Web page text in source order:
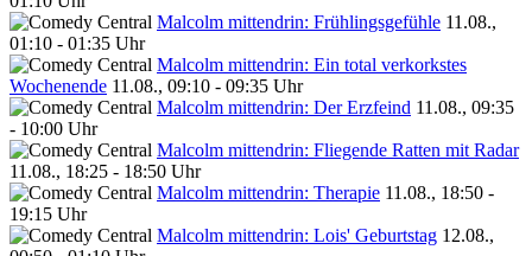
Malcolm mittendrin: Frühlingsgefühle 11.08.,
01:10 - 01:35 Uhr
Malcolm mittendrin: Ein total verkorkstes
Wochenende 11.08., 09:10 - 09:35 Uhr
Malcolm mittendrin: Der Erzfeind 11.08., 09:35
- 10:00 Uhr
Malcolm mittendrin: Fliegende Ratten mit Radar
11.08., 18:25 - 18:50 Uhr
Malcolm mittendrin: Therapie 11.08., 18:50 -
19:15 Uhr
Malcolm mittendrin: Lois' Geburtstag 12.08.,